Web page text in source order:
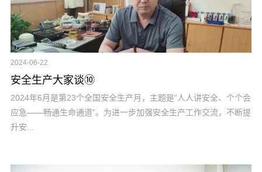
2024-06-22
安全生产大家谈⑩
2024年6月是第23个全国安全生产月，主题是“人人讲安全、个个会
应急——畅通生命通道”。为进一步加强安全生产工作交流，不断提
升安...